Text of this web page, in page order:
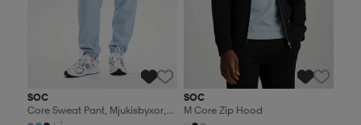
SOC
Core Sweat Pant, Mjukisbyxor,
SOC
M Core Zip Hood